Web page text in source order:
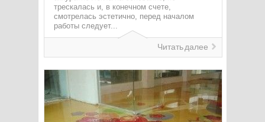
трескалась и, в конечном счете,
смотрелась эстетично, перед началом
работы следует...
Читать далее